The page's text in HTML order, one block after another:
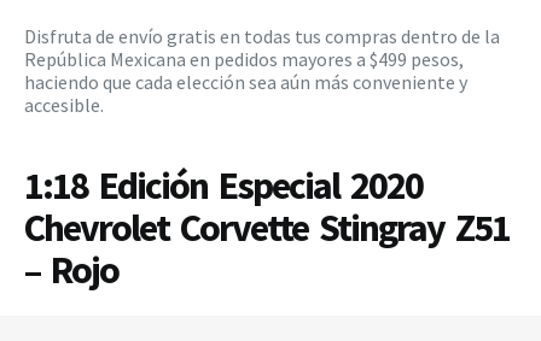
Disfruta de envío gratis en todas tus compras dentro de la
República Mexicana en pedidos mayores a $499 pesos,
haciendo que cada elección sea aún más conveniente y
accesible.
1:18 Edición Especial 2020
Chevrolet Corvette Stingray Z51
– Rojo